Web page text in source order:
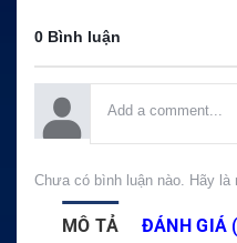
0 Bình luận
Chưa có bình luận nào. Hãy là
MÔ TẢ ĐÁNH GIÁ